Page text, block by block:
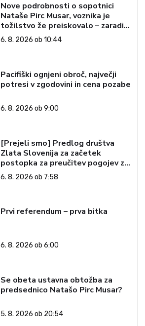
Nove podrobnosti o sopotnici
Nataše Pirc Musar, voznika je
tožilstvo že preiskovalo – zaradi
trgovine z drogami
6. 8. 2026 ob 10:44
Pacifiški ognjeni obroč, največji
potresi v zgodovini in cena pozabe
6. 8. 2026 ob 9:00
[Prejeli smo] Predlog društva
Zlata Slovenija za začetek
postopka za preučitev pogojev za
ustavno obtožbo predsednice
Republike Slovenije
6. 8. 2026 ob 7:58
Prvi referendum – prva bitka
6. 8. 2026 ob 6:00
Se obeta ustavna obtožba za
predsednico Natašo Pirc Musar?
5. 8. 2026 ob 20:54